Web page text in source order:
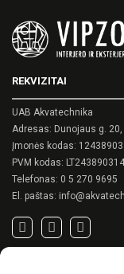
REKVIZITAI
UAB Akvatechnika
Adresas: Dunojaus g.
Įmonės kodas:
PVM kodas: LT243890314
Telefonas: 0 5 270 9695
El. paštas: